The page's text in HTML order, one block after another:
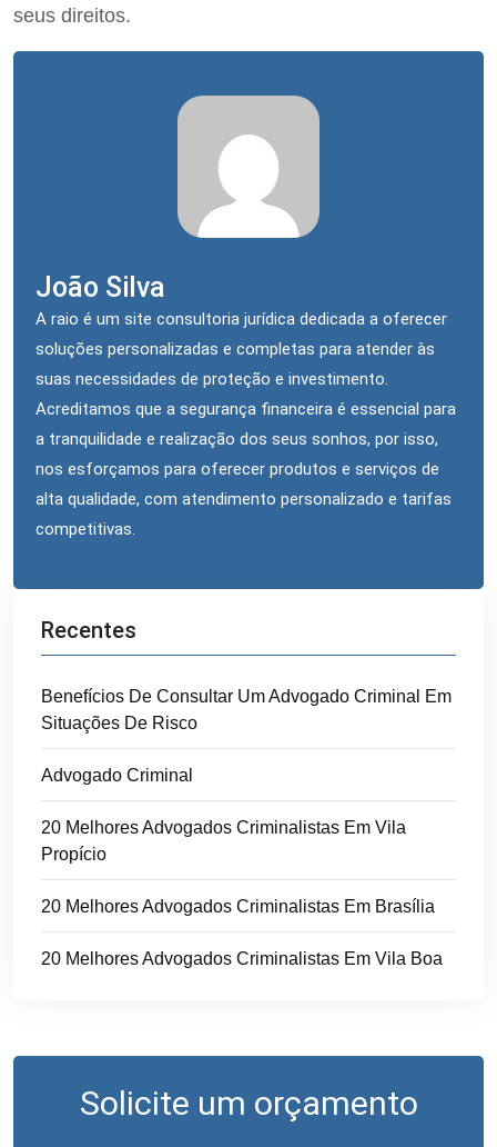
seus direitos.
João Silva
A raio é um site consultoria jurídica dedicada a oferecer
soluções personalizadas e completas para atender às
suas necessidades de proteção e investimento.
Acreditamos que a segurança financeira é essencial para
a tranquilidade e realização dos seus sonhos, por isso,
nos esforçamos para oferecer produtos e serviços de
alta qualidade, com atendimento personalizado e tarifas
competitivas.
Recentes
Benefícios De Consultar Um Advogado Criminal Em
Situações De Risco
Advogado Criminal
20 Melhores Advogados Criminalistas Em Vila
Propício
20 Melhores Advogados Criminalistas Em Brasília
20 Melhores Advogados Criminalistas Em Vila Boa
Solicite um orçamento